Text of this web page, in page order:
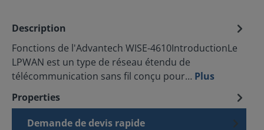
Description
Fonctions de l'Advantech WISE-4610IntroductionLe
LPWAN est un type de réseau étendu de
télécommunication sans fil conçu pour… Plus
Properties
Demande de devis rapide